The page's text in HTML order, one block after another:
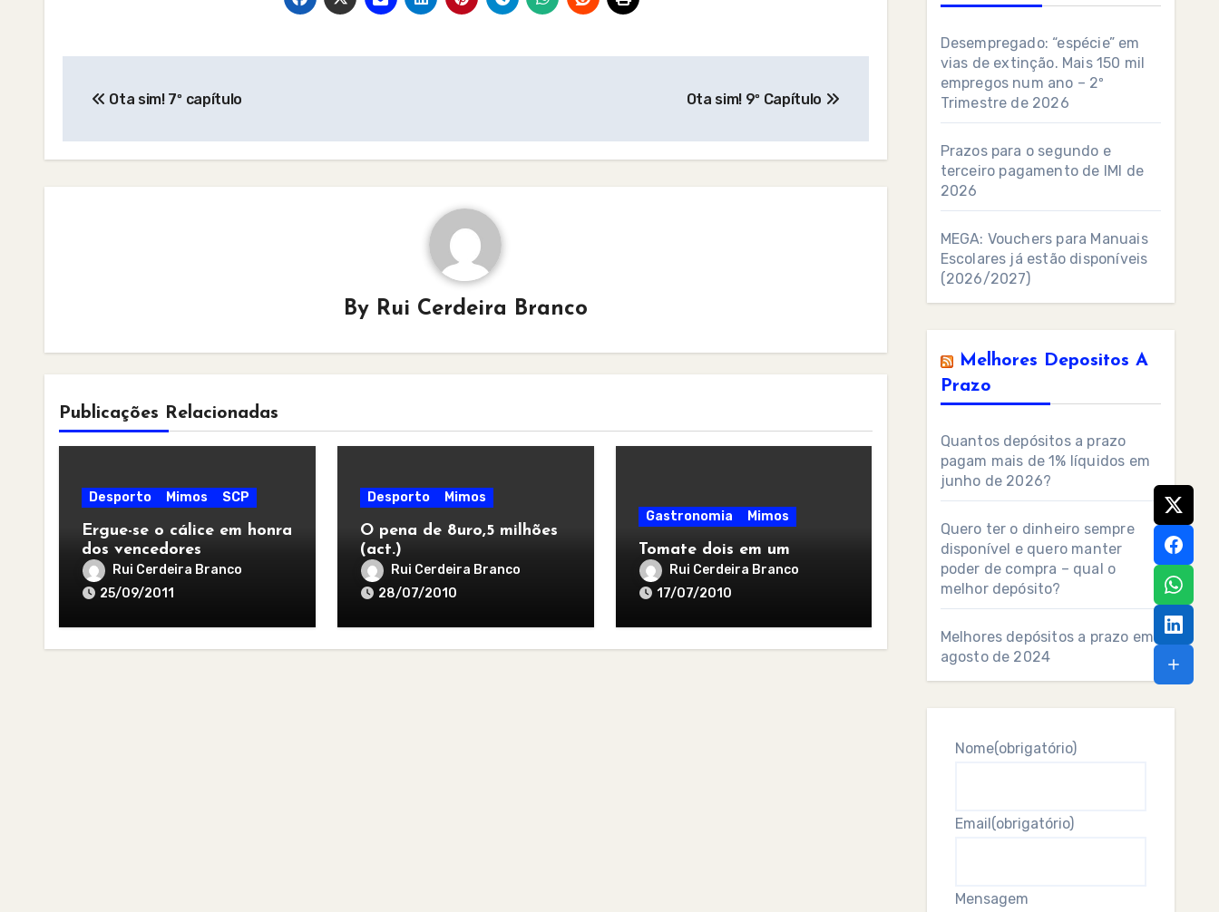
navigation
Ota sim! 7º capítulo Ota sim! 9º Capítulo
By Rui Cerdeira Branco
Publicações Relacionadas
Desporto Mimos SCP
Ergue-se o cálice em honra
dos vencedores
Rui Cerdeira Branco
25/09/2011
Desporto Mimos
O pena de 8uro,5 milhões
(act.)
Rui Cerdeira Branco
28/07/2010
Gastronomia Mimos
Tomate dois em um
Rui Cerdeira Branco
17/07/2010
Desempregado: “espécie” em
vias de extinção. Mais 150 mil
empregos num ano – 2º
Trimestre de 2026
Prazos para o segundo e
terceiro pagamento de IMI de
2026
MEGA: Vouchers para Manuais
Escolares já estão disponíveis
(2026/2027)
Melhores Depositos A
Prazo
Quantos depósitos a prazo
pagam mais de 1% líquidos em
junho de 2026?
Quero ter o dinheiro sempre
disponível e quero manter
poder de compra – qual o
melhor depósito?
Melhores depósitos a prazo em
agosto de 2024
Nome(obrigatório)
Email(obrigatório)
Mensagem